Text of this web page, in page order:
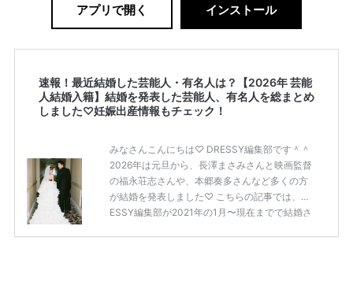
アプリで開く インストール
速報！最近結婚した芸能人・有名人は？【2026年 芸能
人結婚入籍】結婚を発表した芸能人、有名人を総まとめ
しました♡妊娠出産情報もチェック！
みなさんこんにちは♡ DRESSY編集部です＾＾
2026年は元旦から、長澤まさみさんと映画監督
の福永荘志さんや、本郷奏多さんなど多くの方
が結婚を発表しました♡ こちらの記事では、DR
ESSY編集部が2021年の1月〜現在までで結婚さ